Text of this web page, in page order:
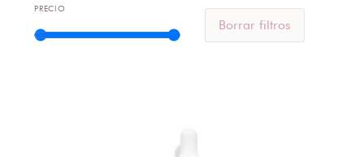
PRECIO
Borrar filtros